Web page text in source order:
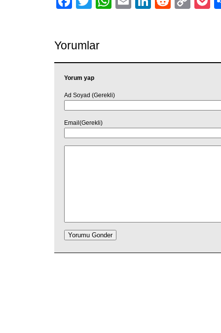
Yorumlar
Yorum yap
Ad Soyad (Gerekli)
Email(Gerekli)